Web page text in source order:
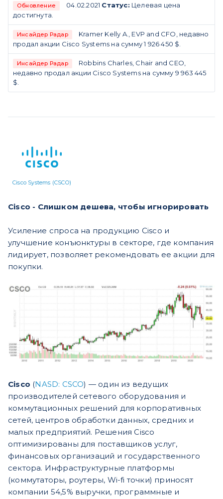
Обновление 04.02.2021 Статус: Целевая цена
достигнута.
Инсайдер Радар
Kramer Kelly A., EVP and CFO, недавно
продал акции Cisco Systems на сумму 1 926 450 $.
Инсайдер Радар
Robbins Charles, Chair and CEO,
недавно продал акции Cisco Systems на сумму 9 963 445
$.
Cisco Systems (CSCO)
Cisco - Слишком дешева, чтобы игнорировать
Усиление спроса на продукцию Cisco и
улучшение конъюнктуры в секторе, где компания
лидирует, позволяет рекомендовать ее акции для
покупки.
Cisco (NASD: CSCO) — один из ведущих
производителей сетевого оборудования и
коммутационных решений для корпоративных
сетей, центров обработки данных, средних и
малых предприятий. Решения Cisco
оптимизированы для поставщиков услуг,
финансовых организаций и государственного
сектора. Инфраструктурные платформы
(коммутаторы, роутеры, Wi-fi точки) приносят
компании 54,5% выручки, программные и